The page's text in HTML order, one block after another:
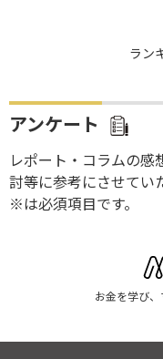
ラン
アンケート
レポート・コラムの
討等に参考にさせてい
※は必須項目です。
お金を学び